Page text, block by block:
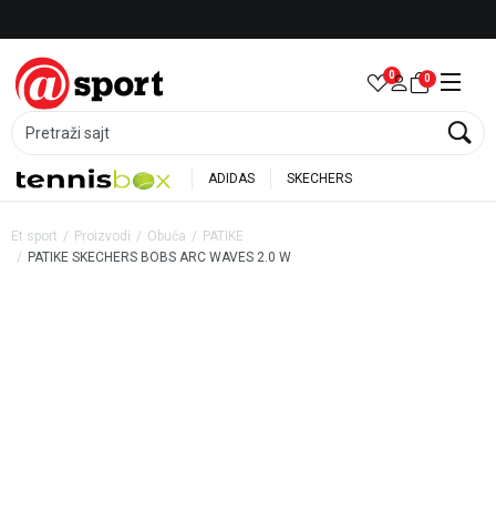
Pretraži sajt
0 0
ADIDAS SKECHERS
Et sport Proizvodi Obuća
PATIKE
PATIKE SKECHERS BOBS ARC WAVES 2.0 W